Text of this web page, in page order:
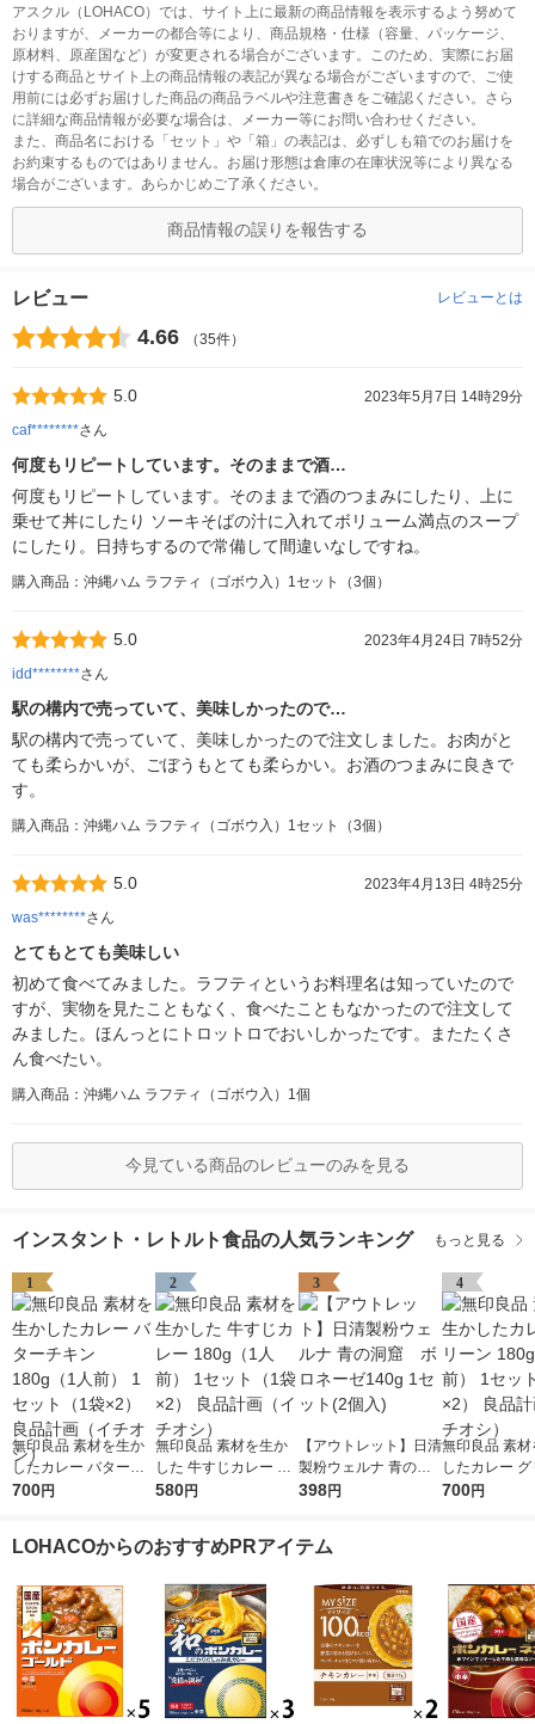
アスクル（LOHACO）では、サイト上に最新の商品情報を表示するよう努めて
おりますが、メーカーの都合等により、商品規格・仕様（容量、パッケージ、
原材料、原産国など）が変更される場合がございます。このため、実際にお届
けする商品とサイト上の商品情報の表記が異なる場合がございますので、ご使
用前には必ずお届けした商品の商品ラベルや注意書きをご確認ください。さら
に詳細な商品情報が必要な場合は、メーカー等にお問い合わせください。
また、商品名における「セット」や「箱」の表記は、必ずしも箱でのお届けを
お約束するものではありません。お届け形態は倉庫の在庫状況等により異なる
場合がございます。あらかじめご了承ください。
商品情報の誤りを報告する
レビュー レビューとは
4.66 （35件）
5.0
2023年5月7日 14時29分
caf********さん
何度もリピートしています。そのままで酒…
何度もリピートしています。そのままで酒のつまみにしたり、上に
乗せて丼にしたり ソーキそばの汁に入れてボリューム満点のスープ
にしたり。日持ちするので常備して間違いなしですね。
購入商品：沖縄ハム ラフティ（ゴボウ入）1セット（3個）
5.0
2023年4月24日 7時52分
idd********さん
駅の構内で売っていて、美味しかったので…
駅の構内で売っていて、美味しかったので注文しました。お肉がと
ても柔らかいが、ごぼうもとても柔らかい。お酒のつまみに良きで
す。
購入商品：沖縄ハム ラフティ（ゴボウ入）1セット（3個）
5.0
2023年4月13日 4時25分
was********さん
とてもとても美味しい
初めて食べてみました。ラフティというお料理名は知っていたので
すが、実物を見たこともなく、食べたこともなかったので注文して
みました。ほんっとにトロットロでおいしかったです。またたくさ
ん食べたい。
購入商品：沖縄ハム ラフティ（ゴボウ入）1個
今見ている商品のレビューのみを見る
インスタント・レトルト食品の人気ランキング もっと見る
1
無印良品 素材を生か
したカレー バターチ
キン 180g（1人前） 1
700円
2
無印良品 素材を生か
した 牛すじカレー 18
0g（1人前） 1セット
580円
3
【アウトレット】日清
製粉ウェルナ 青の洞
窟 ボロネーゼ140g
398円
4
無印良品 素材
したカレー
180g（1人前
700円
LOHACOからのおすすめPRアイテム